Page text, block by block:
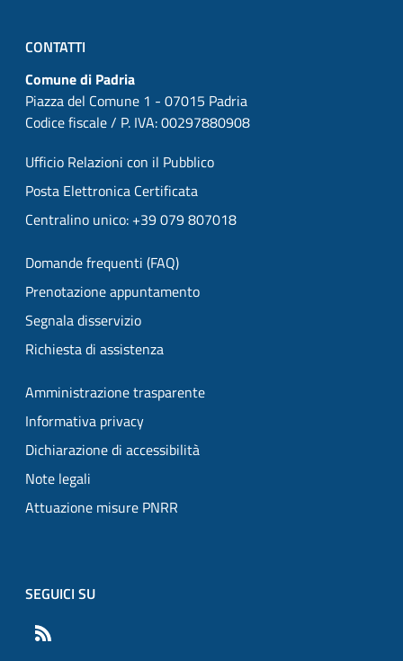
CONTATTI
Comune di Padria
Piazza del Comune 1 - 07015 Padria
Codice fiscale / P. IVA: 00297880908
Ufficio Relazioni con il Pubblico
Posta Elettronica Certificata
Centralino unico: +39 079 807018
Domande frequenti (FAQ)
Prenotazione appuntamento
Segnala disservizio
Richiesta di assistenza
Amministrazione trasparente
Informativa privacy
Dichiarazione di accessibilità
Note legali
Attuazione misure PNRR
SEGUICI SU